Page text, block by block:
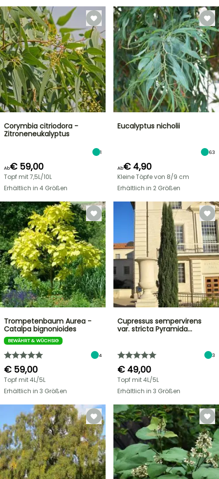
Corymbia citriodora -
Zitroneneukalyptus
1
Ab€ 59,00
Topf mit 7,5L/10L
Erhältlich in 4 Größen
Eucalyptus nicholii
63
Ab€ 4,90
Kleine Töpfe von 8/9 cm
Erhältlich in 2 Größen
Trompetenbaum Aurea -
Catalpa bignonioides
BEWÄHRT & WÜCHSIG
4
€ 59,00
Topf mit 4L/5L
Erhältlich in 3 Größen
Cupressus sempervirens
var. stricta Pyramida…
3
€ 49,00
Topf mit 4L/5L
Erhältlich in 3 Größen